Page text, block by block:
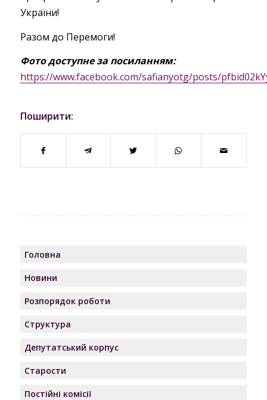
України!
Разом до Перемоги!
Фото доступне за посиланням:
https://www.facebook.com/safianyotg/posts/
Поширити:
Головна
Новини
Розпорядок роботи
Структура
Депутатський корпус
Старости
Постійні комісії